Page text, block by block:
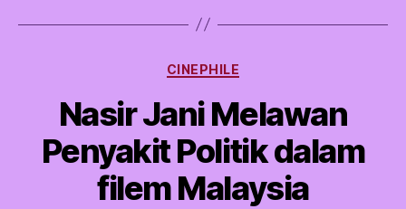
Categories
CINEPHILE
Nasir Jani Melawan
Penyakit Politik dalam
filem Malaysia